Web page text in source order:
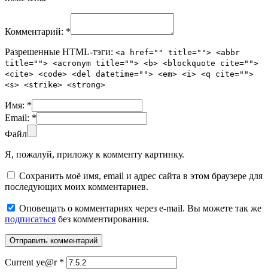
Комментарий: *
Разрешенные HTML-тэги: <a href="" title=""> <abbr
title=""> <acronym title=""> <b> <blockquote cite="">
<cite> <code> <del datetime=""> <em> <i> <q cite="">
<s> <strike> <strong>
Имя: *
Email: *
Файл
Я, пожалуй, приложу к комменту картинку.
Сохранить моё имя, email и адрес сайта в этом браузере для
последующих моих комментариев.
Оповещать о комментариях через e-mail. Вы можете так же
подписаться без комментирования.
Current ye@r *